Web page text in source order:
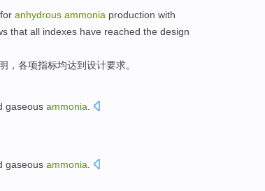
for anhydrous ammonia production with
that all indexes have reached the design
， 各项指标均达到设计要求。
gaseous ammonia
gaseous ammonia